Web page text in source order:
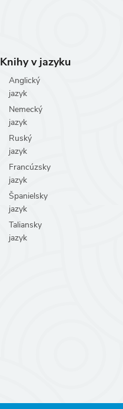
Knihy v jazyku
Anglický
jazyk
Nemecký
jazyk
Ruský
jazyk
Francúzsky
jazyk
Španielsky
jazyk
Taliansky
jazyk